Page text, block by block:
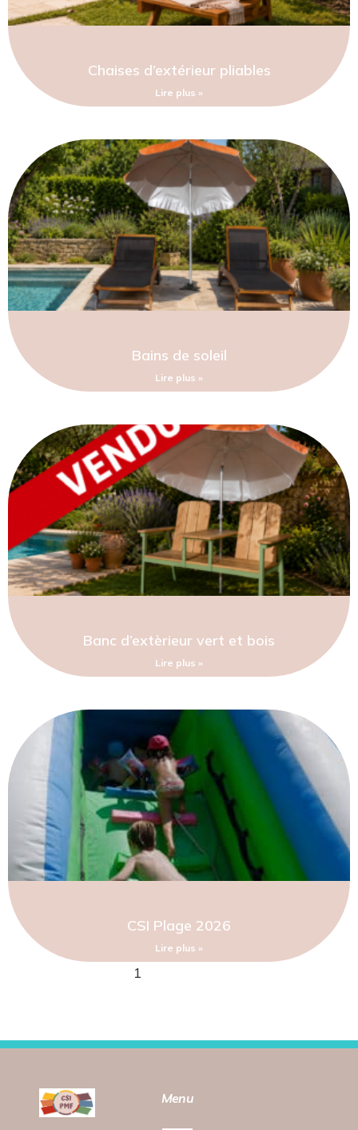
Chaises d’extérieur pliables
Lire plus »
Bains de soleil
Lire plus »
Banc d’extèrieur vert et bois
Lire plus »
CSI Plage 2026
Lire plus »
1
Menu